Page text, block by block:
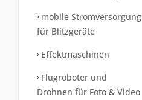
mobile Stromversorgung
für Blitzgeräte
Effektmaschinen
Flugroboter und
Drohnen für Foto & Video